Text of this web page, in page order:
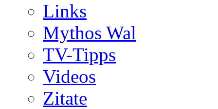
Links
Mythos Wal
TV-Tipps
Videos
Zitate